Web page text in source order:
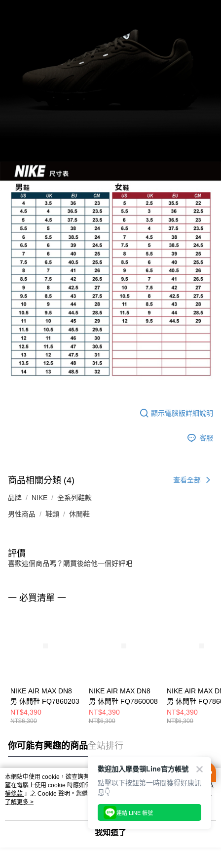
顯示電腦版詳細說明
客服
商品相關分類 (4) 查看全部
品牌 NIKE 全系列鞋款
男性商品 鞋類 休閒鞋
評價
喜歡這個商品嗎？購買後給他一個好評吧
一 必買清單 一
NIKE AIR MAX DN8
男 休閒鞋 FQ7860203
NT$4,390
NT$6,300
NIKE AIR MAX DN8
男 休閒鞋 FQ7860008
NT$4,390
NT$6,300
NIKE AIR MAX
男 休閒鞋
NT$4,390
NT$6,300
你可能有興趣的商品全站排行
熱門標籤
本網站中使用 cookie，欲查詢有關本網站使用 cookie 方式之詳情，及若您不希
望在電腦上使用 cookie 時應如何變更電腦的 cookie 設定，請參閱本網站「
隱私
權條款 」之 Cookie 聲明。您繼續使用本網站即表示您同意本公司得按本網站使
用條款之 Cookie 聲明使用 cookie。
了解更多 >
我知道了
歡迎加入摩曼頓Line官方帳號
點擊以下按鈕第一時間獲得好康訊
息👇
連結 LINE 帳號